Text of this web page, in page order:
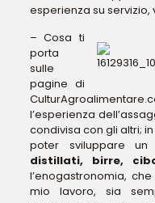
esperienza su servizio,
– Cosa ti
porta
sulle
pagine di
l’esperienza
condivisa con gli altri;
poter sviluppare
distillati, birre,
l’enogastronomia,
mio lavoro, sia